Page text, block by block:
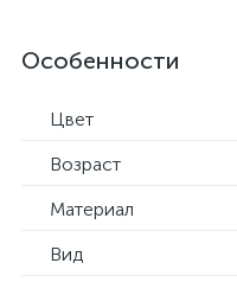
Особенности
Цвет
Возраст
Материал
Вид